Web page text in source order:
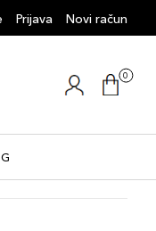
Prijava Novi račun
0